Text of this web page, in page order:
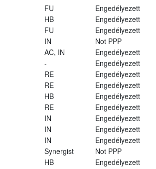
FU Engedélyezett
HB Engedélyezett
FU Engedélyezett
IN Not PPP
AC, IN Engedélyezett
- Engedélyezett
RE Engedélyezett
RE Engedélyezett
HB Engedélyezett
RE Engedélyezett
IN Engedélyezett
IN Engedélyezett
IN Engedélyezett
Synergist Not PPP
HB Engedélyezett